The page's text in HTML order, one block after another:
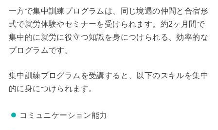
一方で集中訓練プログラムは、同じ境遇の仲間と合宿形
式で就労体験やセミナーを受けられます。約2ヶ月間で
集中的に就労に役立つ知識を身につけられる、効率的な
プログラムです。
集中訓練プログラムを受講すると、以下のスキルを集中
的に身につけられます。
コミュニケーション能力